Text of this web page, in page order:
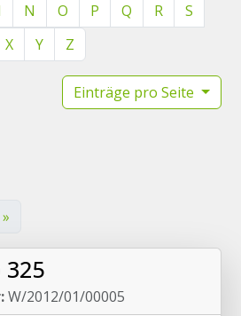
N O P Q R
S
X Y Z
Einträge pro Seite
W/2012/01/00005